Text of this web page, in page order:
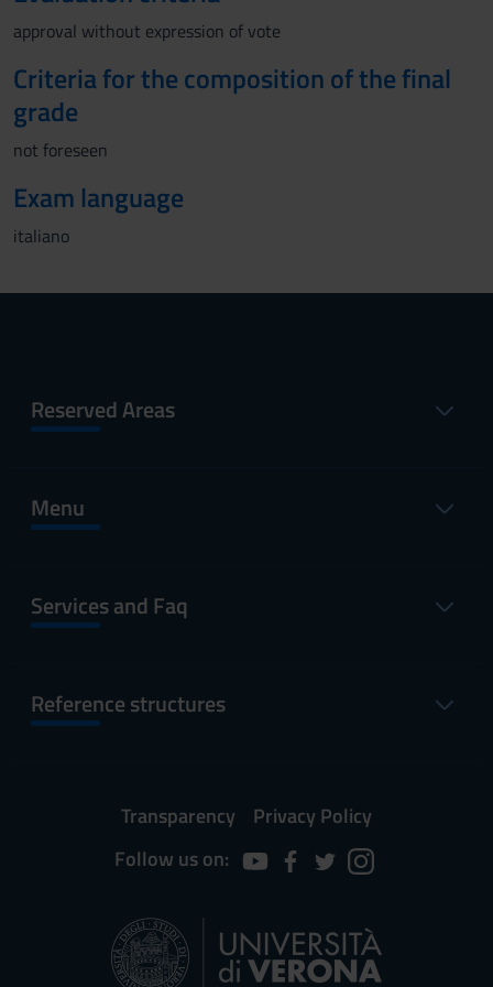
approval without expression of vote
Criteria for the composition of the final
grade
not foreseen
Exam language
italiano
Reserved Areas
Menu
Services and Faq
Reference structures
Transparency
Privacy Policy
Follow us on: